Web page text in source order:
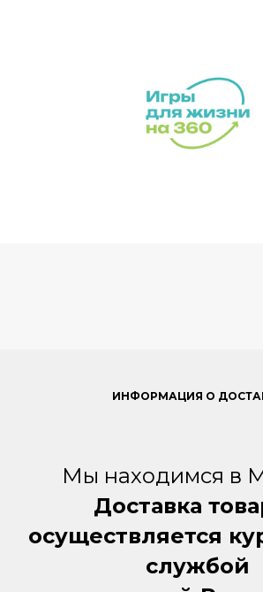
ИНФОРМАЦИЯ О
Мы находимся в
Доставка
осуществляется
службой